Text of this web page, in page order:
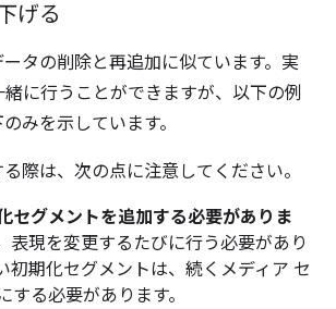
げる
タの削除と再追加に似ています。実
緒に行うことができますが、以下の例
みを示しています。
際は、次の点に注意してください。
セグメントを追加する必要がありま
表現を変更するたびに行う必要があり
初期化セグメントは、続くメディア セ
する必要があります。